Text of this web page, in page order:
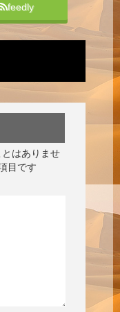
feedly
はありませ
目です